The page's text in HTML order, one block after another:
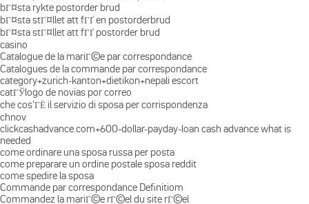
bГ¤sta rykte postorder brud
bГ¤sta stГ¤llet att fГҐ en postorderbrud
bГ¤sta stГ¤llet att fГҐ postorder brud
casino
Catalogue de la mariГ©e par correspondance
Catalogues de la commande par correspondance
category+zurich-kanton+dietikon+nepali escort
catГЎlogo de novias por correo
che cos'ГЁ il servizio di sposa per corrispondenza
chnov
clickcashadvance.com+600-dollar-payday-loan cash advance what is
needed
come ordinare una sposa russa per posta
come preparare un ordine postale sposa reddit
come spedire la sposa
Commande par correspondance Definitiom
Commandez la mariГ©e rГ©el du site rГ©el